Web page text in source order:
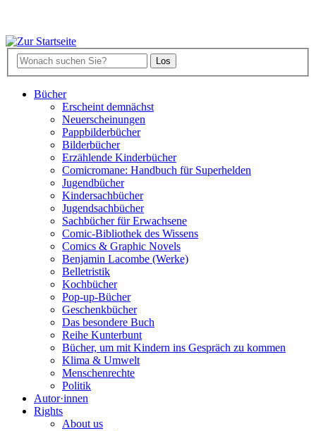
Bücher
Erscheint demnächst
Neuerscheinungen
Pappbilderbücher
Bilderbücher
Erzählende Kinderbücher
Comicromane: Handbuch für Superhelden
Jugendbücher
Kindersachbücher
Jugendsachbücher
Sachbücher für Erwachsene
Comic-Bibliothek des Wissens
Comics & Graphic Novels
Benjamin Lacombe (Werke)
Belletristik
Kochbücher
Pop-up-Bücher
Geschenkbücher
Das besondere Buch
Reihe Kunterbunt
Bücher, um mit Kindern ins Gespräch zu kommen
Klima & Umwelt
Menschenrechte
Politik
Autor·innen
Rights
About us